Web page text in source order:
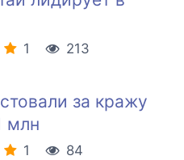
1
213
за кражу
млн
1
84